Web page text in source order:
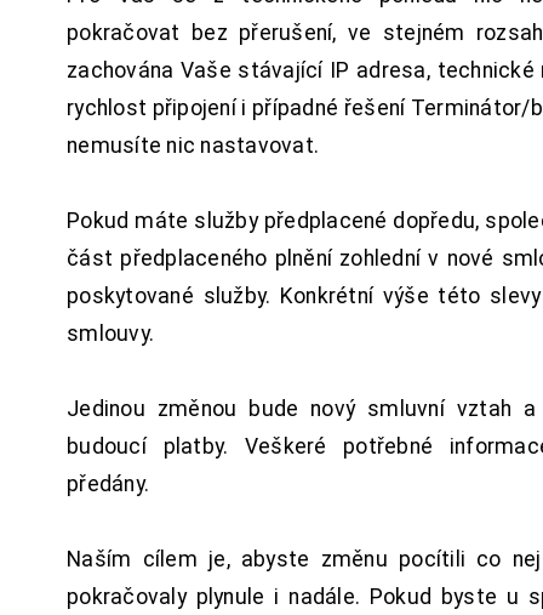
pokračovat bez přerušení, ve stejném
zachována Vaše stávající IP adresa, technické
rychlost připojení i případné řešení Terminátor/
nemusíte nic nastavovat.
Pokud máte služby předplacené dopředu,
část předplaceného plnění zohlední v nové
poskytované služby. Konkrétní výše této
smlouvy.
Jedinou změnou bude nový smluvní vztah
budoucí platby. Veškeré potřebné
předány.
Naším cílem je, abyste změnu pocítili co
pokračovaly plynule i nadále. Pokud byste u